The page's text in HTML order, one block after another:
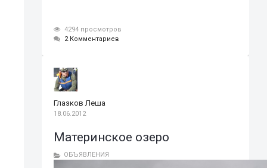
4294 просмотров
2 Комментариев
Глазков Леша
18.06.2012
Материнское озеро
ОБЪЯВЛЕНИЯ